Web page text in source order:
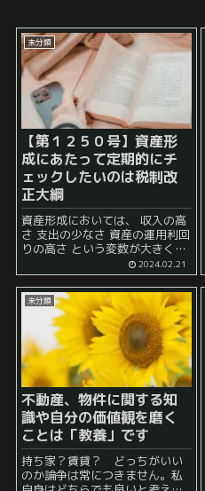
未分類
【第１２５０号】資産形
成にあたって定期的にチ
ェックしたいのは税制改
正大綱
資産形成においては、 収入の高
さ 支出の少なさ 資産の運用利回
りの高さ という変数が大きく影
すごく高い癖に、支出がものす
ごく少ない人で、しかも投資が
上手い、という人がすさ...
2024.02.21
未分類
不動産、物件に関する知
識や自分の価値観を磨く
ことは「教養」です
持ち家？賃貸？ どっちがいい
のか論争は常につきません。私